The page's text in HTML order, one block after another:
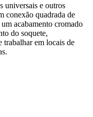
universais e outros
conexão quadrada de
acabamento cromado
do soquete,
trabalhar em locais de